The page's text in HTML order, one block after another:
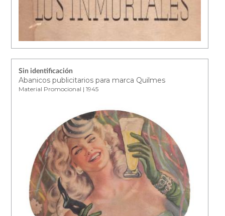
Sin identificación
Abanicos publicitarios para marca Quilmes
Material Promocional | 1945